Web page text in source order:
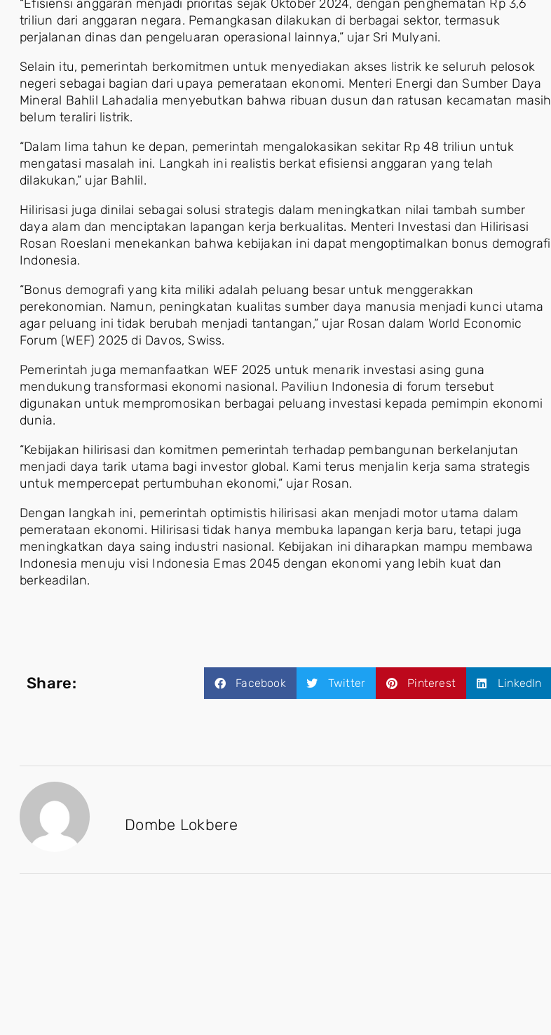
“Efisiensi anggaran menjadi prioritas sejak Oktober 2024, dengan penghematan Rp 3,6
triliun dari anggaran negara. Pemangkasan dilakukan di berbagai sektor, termasuk
perjalanan dinas dan pengeluaran operasional lainnya,” ujar Sri Mulyani.
Selain itu, pemerintah berkomitmen untuk menyediakan akses listrik ke seluruh pelosok
negeri sebagai bagian dari upaya pemerataan ekonomi. Menteri Energi dan Sumber Daya
Mineral Bahlil Lahadalia menyebutkan bahwa ribuan dusun dan ratusan kecamatan masih
belum teraliri listrik.
“Dalam lima tahun ke depan, pemerintah mengalokasikan sekitar Rp 48 triliun untuk
mengatasi masalah ini. Langkah ini realistis berkat efisiensi anggaran yang telah
dilakukan,” ujar Bahlil.
Hilirisasi juga dinilai sebagai solusi strategis dalam meningkatkan nilai tambah sumber
daya alam dan menciptakan lapangan kerja berkualitas. Menteri Investasi dan Hilirisasi
Rosan Roeslani menekankan bahwa kebijakan ini dapat mengoptimalkan bonus demografi
Indonesia.
“Bonus demografi yang kita miliki adalah peluang besar untuk menggerakkan
perekonomian. Namun, peningkatan kualitas sumber daya manusia menjadi kunci utama
agar peluang ini tidak berubah menjadi tantangan,” ujar Rosan dalam World Economic
Forum (WEF) 2025 di Davos, Swiss.
Pemerintah juga memanfaatkan WEF 2025 untuk menarik investasi asing guna
mendukung transformasi ekonomi nasional. Paviliun Indonesia di forum tersebut
digunakan untuk mempromosikan berbagai peluang investasi kepada pemimpin ekonomi
dunia.
“Kebijakan hilirisasi dan komitmen pemerintah terhadap pembangunan berkelanjutan
menjadi daya tarik utama bagi investor global. Kami terus menjalin kerja sama strategis
untuk mempercepat pertumbuhan ekonomi,” ujar Rosan.
Dengan langkah ini, pemerintah optimistis hilirisasi akan menjadi motor utama dalam
pemerataan ekonomi. Hilirisasi tidak hanya membuka lapangan kerja baru, tetapi juga
meningkatkan daya saing industri nasional. Kebijakan ini diharapkan mampu membawa
Indonesia menuju visi Indonesia Emas 2045 dengan ekonomi yang lebih kuat dan
berkeadilan.
Share: Facebook Twitter Pinterest LinkedIn
Dombe Lokbere